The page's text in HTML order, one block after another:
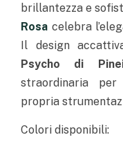
brillantezza e
Rosa celebra
Il design
Psycho di
straordinaria
propria
Colori disponibili: